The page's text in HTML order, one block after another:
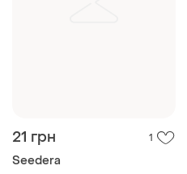
21 грн 1
Seedera